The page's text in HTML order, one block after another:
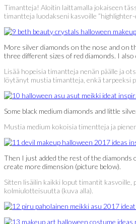
Timantteja! Aloitin laittamalla jokaiseen
timantteja luodakseni kasvoille
More silver diamonds on the nose and on
three different sizes of red diamonds. I
Lisää hopeisia timantteja nenän päälle ja
löytänyt mustia timantteja, enkä tarpeeksi
Some black medium diamonds and little
Mustia medium kokoisia timentteja ja
Then I just added the rest of the diamonds
create more dimension (picture below).
Sitten lisäilin kaikki loput timantit
kolmiulotteisuutta (kuva alla).